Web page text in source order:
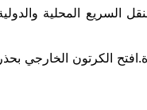
السريع المحلية
الكرتون الخارجي بحذر